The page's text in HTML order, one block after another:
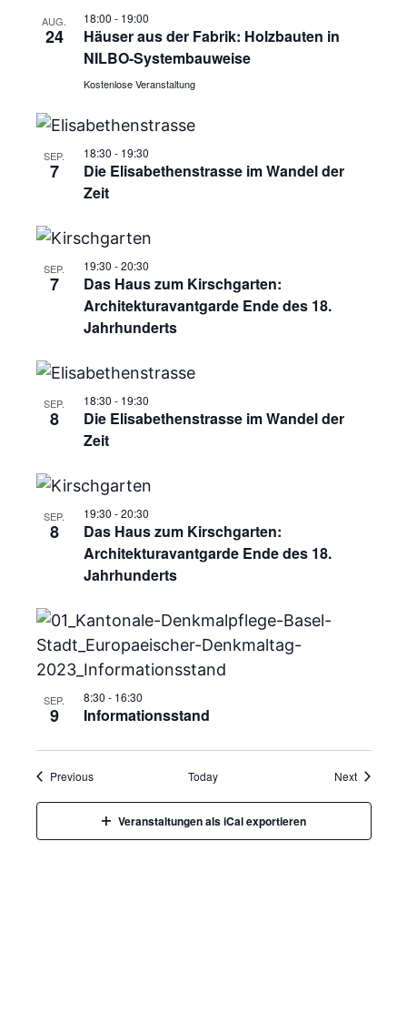
AUG.
24
18:00 - 19:00
Häuser aus der Fabrik: Holzbauten in
NILBO-Systembauweise
Kostenlose Veranstaltung
SEP.
7
18:30 - 19:30
Die Elisabethenstrasse im Wandel der
Zeit
SEP.
7
19:30 -20:30
Das Haus zum Kirschgarten:
Architekturavantgarde Ende des 18.
Jahrhunderts
SEP.
8
18:30 - 19:30
Die Elisabethenstrasse im Wandel der
Zeit
SEP.
8
19:30 -20:30
Das Haus zum Kirschgarten:
Architekturavantgarde Ende des 18.
Jahrhunderts
SEP.
9
8:30 - 16:30
Informationsstand
PreviousVeranstaltungen Today Next
Veranstaltungen als iCal exportieren